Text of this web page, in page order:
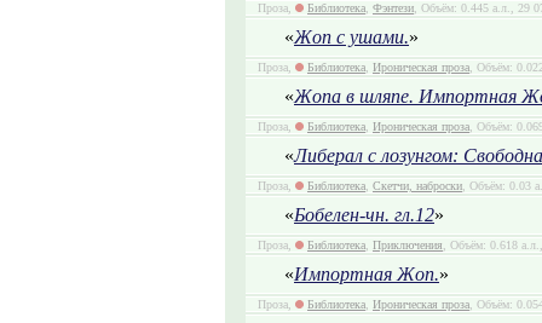
Проза, Библиотека, Фэнтези, Объём: 0.445 а.л., 29
«Жоп с ушами.»
Проза, Библиотека, Ироническая проза, Объём:
«Жопа в шляпе. Импортная
Проза, Библиотека, Ироническая проза, Объём:
«Либерал с лозунгом:
Проза, Библиотека, Скетчи, наброски, Объём: 0.03
«Бобелен-чн. гл.12»
Проза, Библиотека, Приключения, Объём: 0.618
«Импортная Жоп.»
Проза, Библиотека, Ироническая проза, Объём: